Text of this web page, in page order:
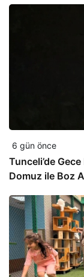
6 gün önce
Tunceli’de Gece
Domuz ile Boz